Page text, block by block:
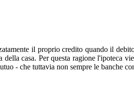
il proprio credito quando il
casa. Per questa ragione
- che tuttavia non sempre le banche